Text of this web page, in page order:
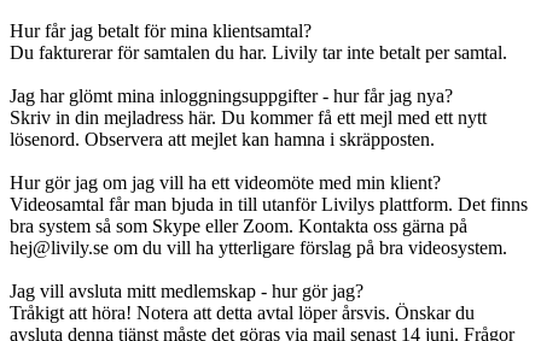
Hur får jag betalt för mina klientsamtal?
Du fakturerar för samtalen du har. Livily tar inte betalt per samtal.
Jag har glömt mina inloggningsuppgifter - hur får jag nya?
Skriv in din mejladress här. Du kommer få ett mejl med ett nytt
lösenord. Observera att mejlet kan hamna i skräpposten.
Hur gör jag om jag vill ha ett videomöte med min klient?
Videosamtal får man bjuda in till utanför Livilys plattform. Det finns
bra system så som Skype eller Zoom. Kontakta oss gärna på
hej@livily.se om du vill ha ytterligare förslag på bra videosystem.
Jag vill avsluta mitt medlemskap - hur gör jag?
Tråkigt att höra! Notera att detta avtal löper årsvis. Önskar du
avsluta denna tjänst måste det göras via mail senast 14 juni. Frågor